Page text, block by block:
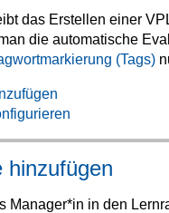
das Erstellen einer
die automatische
(Tags)
hinzufügen
Manager*in in den